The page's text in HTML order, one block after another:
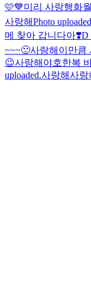
🩷💙미리 사랑행화
사랑해Photo
메 찾아 갑니다아❣️D
~~~🙂사랑해 이만큼
😉사랑해 야호한복
uploaded.사랑해사랑